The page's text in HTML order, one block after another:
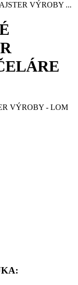
VÝROBY ...
VÝROBY - LOM